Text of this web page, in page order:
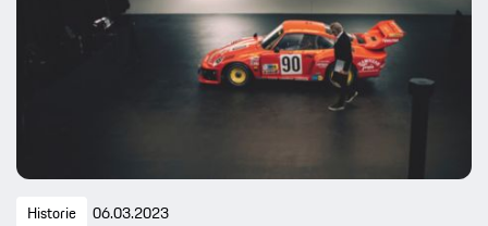
Historie 06.03.2023